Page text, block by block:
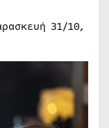
31/10,